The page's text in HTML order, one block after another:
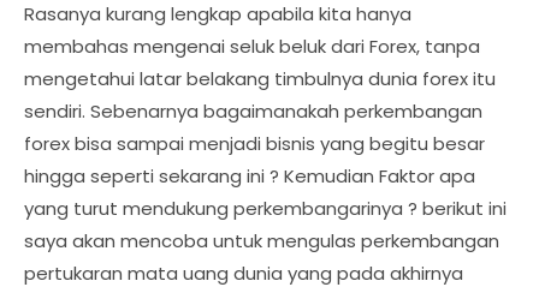
Rasanya kurang lengkap apabila kita hanya
membahas mengenai seluk beluk dari Forex, tanpa
mengetahui latar belakang timbulnya dunia forex itu
sendiri. Sebenarnya bagaimanakah perkembangan
forex bisa sampai menjadi bisnis yang begitu besar
hingga seperti sekarang ini ? Kemudian Faktor apa
yang turut mendukung perkembangarinya ? berikut ini
saya akan mencoba untuk mengulas perkembangan
pertukaran mata uang dunia yang pada akhirnya